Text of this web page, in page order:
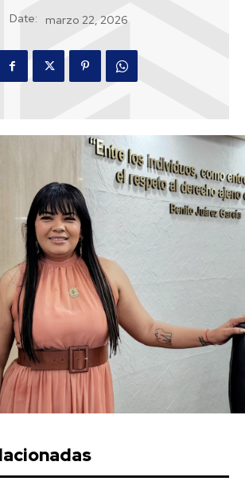
Date: marzo 22, 2026